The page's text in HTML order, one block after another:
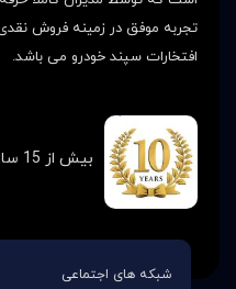
تجربه موفق در زمینه فروش
افتخارات سپند خودرو می باشد.
بیش از 15 سال سابقه درخشان
شبکه های اجتماعی